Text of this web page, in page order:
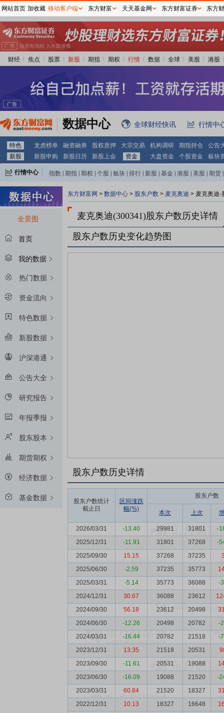
财经 焦点 股票 新股 期指 期权 行情 数据 全球 美股 港股
数据中心 全球财经快讯 行情中
特色 龙虎榜单 融资融券 股权质押 大宗交易 机构调研 期指持仓
公告
新股
新股申购 新股日历 新股上会 资金 大盘资金 个股资金 板块
行情中心 指数 期指 期权 个股 板块 排行 新股 基金 港股 美股 期货
全景图
首页
我的数据
热门数据
资金流向
特色数据
新股数据
沪深港通
公告大全
研究报告
年报季报
股东股本
期货期权
经济数据
基金数据
东方财富网 > 数据中心 > 股东户数 > 麦克奥迪 > 麦克奥迪-
麦克奥迪(300341)股东户数历史详情
股东户数历史变化趋势图
股东户数历史详情
股东户数统计
截止日
区间涨跌
幅(%)
股东户数
本次 上次
2026/03/31 -13.40 29981 31801
-
2025/12/31
-11.91 31801 37268
-
2025/09/30
15.15 37268 37235
2025/06/30
-2.59 37235 35773
2025/03/31
-5.14 35773 36088
-
2024/12/31
30.67 36088 23612
2024/09/30
56.18 23612 20498
2024/06/30
-12.26 20498 20782
-
2024/03/31
-16.44 20782 21518
-
2023/12/31
13.35 21518 20531
2023/09/30
-11.61 20531 19088
2023/06/30
-16.09 19088 21520
-
2023/03/31
60.84 21520 18327
2022/12/31
10.13 18327 16648
网站首页 加收藏 移动客户端 东方财富 天天基金网 东方财富证券 东方